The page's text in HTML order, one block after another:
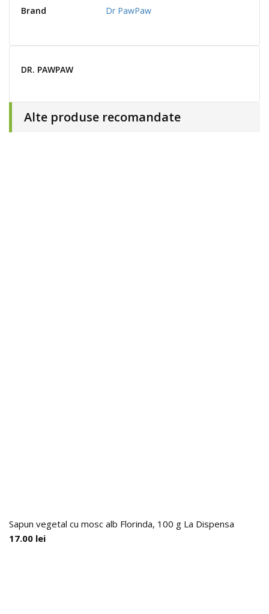
Brand Dr PawPaw
DR. PAWPAW
Alte produse recomandate
Sapun vegetal cu mosc alb Florinda, 100 g La Dispensa
17.00 lei